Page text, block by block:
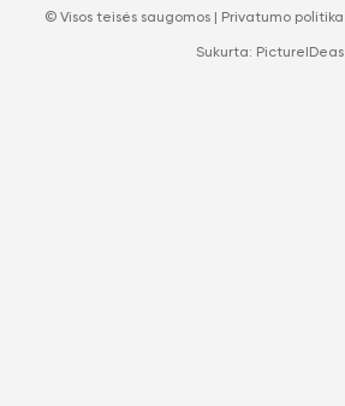
© Visos teisės saugomos | Privatumo politika
Sukurta: PictureIDeas